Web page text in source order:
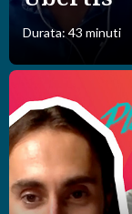
Durata: 43 minuti